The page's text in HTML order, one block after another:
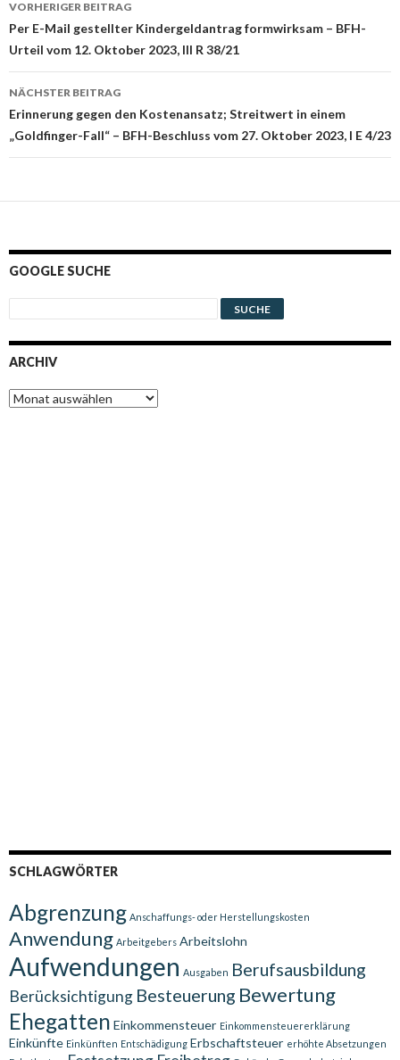
Navigation
VORHERIGER BEITRAG
Per E-Mail gestellter Kindergeldantrag formwirksam – BFH-
Urteil vom 12. Oktober 2023, III R 38/21
NÄCHSTER BEITRAG
Erinnerung gegen den Kostenansatz; Streitwert in einem
„Goldfinger-Fall“ – BFH-Beschluss vom 27. Oktober 2023, I E 4/23
GOOGLE SUCHE
ARCHIV
Archiv
SCHLAGWÖRTER
Abgrenzung Anschaffungs- oder Herstellungskosten
Anwendung Arbeitgebers Arbeitslohn
Aufwendungen Ausgaben Berufsausbildung
Berücksichtigung Besteuerung Bewertung
Ehegatten Einkommensteuer Einkommensteuererklärung
Einkünfte Einkünften Entschädigung Erbschaftsteuer erhöhte Absetzungen